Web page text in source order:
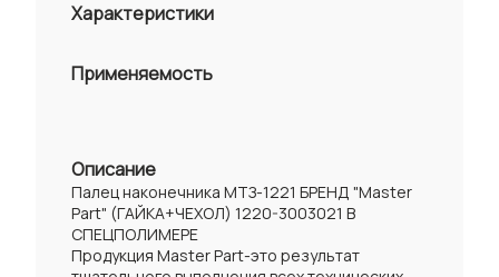
Характеристики
Применяемость
Описание
Палец наконечника МТЗ-1221 БРЕНД "Master
Part" (ГАЙКА+ЧЕХОЛ) 1220-3003021 В
СПЕЦПОЛИМЕРЕ
Продукция Master Part-это результат